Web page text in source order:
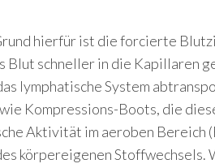
hierfür ist die forcierte
Blut schneller in die Kapillaren
lymphatische System
Kompressions-Boots, die
Aktivität im aeroben
körpereigenen Stoffwechsels.